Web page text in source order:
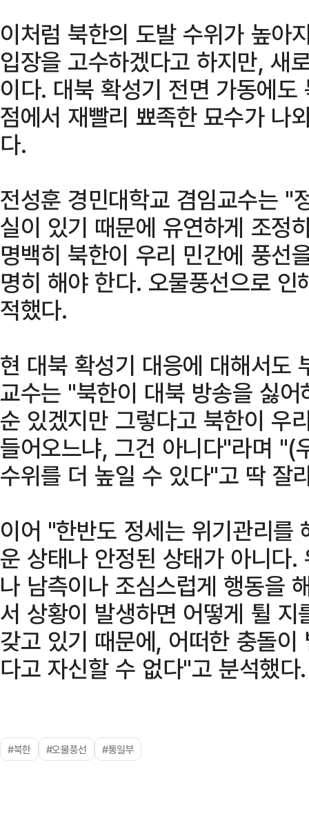
이처럼 북한의 도발 수위가 높아
입장을 고수하겠다고 하지만, 새
이다. 대북 확성기 전면 가동에
점에서 재빨리 뾰족한 묘수가 나
다.
전성훈 경민대학교 겸임교수는 "
실이 있기 때문에 유연하게 조정
명백히 북한이 우리 민간에 풍선
명히 해야 한다. 오물풍선으로
적했다.
현 대북 확성기 대응에 대해서도
교수는 "북한이 대북 방송을 싫
순 있겠지만 그렇다고 북한이 우
들어오느냐, 그건 아니다"라며 "(
수위를 더 높일 수 있다"고 딱 잘
이어 "한반도 정세는 위기관리를
운 상태나 안정된 상태가 아니다
나 남측이나 조심스럽게 행동을
서 상황이 발생하면 어떻게 튈
갖고 있기 때문에, 어떠한 충돌
다고 자신할 수 없다"고 분석했다.
#북한 #오물풍선 #통일부